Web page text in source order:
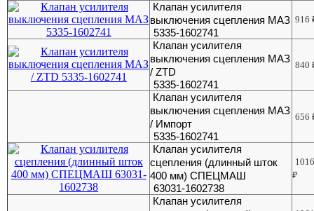
Клапан усилителя
выключения сцепления МАЗ
5335-1602741
916
Клапан усилителя
выключения сцепления МАЗ
/ ZTD
5335-1602741
840
Клапан усилителя
выключения сцепления МАЗ
/ Импорт
5335-1602741
656
Клапан усилителя
сцепления (длинный шток
400 мм) СПЕЦМАШ
63031-1602738
₽
Клапан усилителя